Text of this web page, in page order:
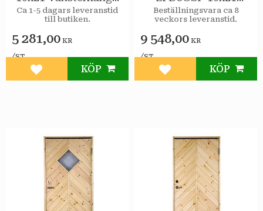
STAR Varmförråd
Ca 1-5 dagars leveranstid
till butiken.
5 281,00 KR
/ST
Lägg till i favoriter
KÖP
Vänsterhängd STAR
Varmförråd Klarglas
spröjs
Beställningsvara ca 8
veckors leveranstid.
9 548,00 KR
/ST
Lägg till i favoriter
KÖP